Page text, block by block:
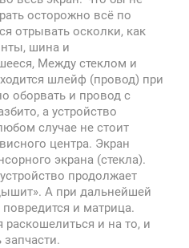
осторожно всё по
отрывать осколки, как
шина и
Между стеклом и
шлейф (провод) при
оборвать и провод с
а устройство
случае не стоит
центра. Экран
экрана (стекла).
продолжает
А при дальнейшей
и матрица.
раскошелиться и на то, и
запчасти.